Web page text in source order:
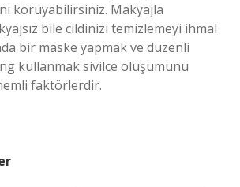
koruyabilirsiniz. Makyajla
bile cildinizi temizlemeyi ihmal
bir maske yapmak ve düzenli
kullanmak sivilce oluşumunu
faktörlerdir.